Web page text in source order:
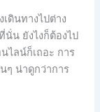
ดินทางไปต่าง
นั่น ยังไงก็ต้องไป
ไลน์ก็เถอะ การ
ๆ น่าดูกว่าการ